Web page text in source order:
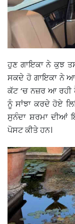
ਹੁਣ ਗਾਇਕਾ ਨੇ ਕੁਝ
ਸਕਦੇ ਹੋ ਗਾਇਕਾ ਨੇ
ਕੱਟ ‘ਚ ਨਜ਼ਰ ਆ ਰਹੀ
ਨੂੰ ਸਾਂਝਾ ਕਰਦੇ ਹੋਏ
ਸੁਨੰਦਾ ਸ਼ਰਮਾ ਦੀਆਂ
ਪੋਸਟ ਕੀਤੇ ਹਨ।